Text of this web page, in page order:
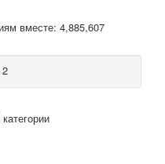
вместе: 4,885,607